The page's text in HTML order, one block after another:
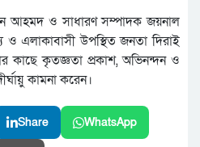
আহমদ ও সাধারণ সম্পাদক জয়নাল
এলাকাবাসী উপস্থিত জনতা দিরাই
কাছে কৃতজ্ঞতা প্রকাশ, অভিনন্দন ও
কামনা করেন।
Share WhatsApp